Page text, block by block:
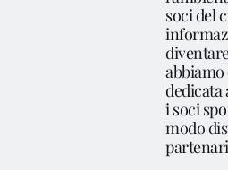
soci del
dedicata
i soci
modo